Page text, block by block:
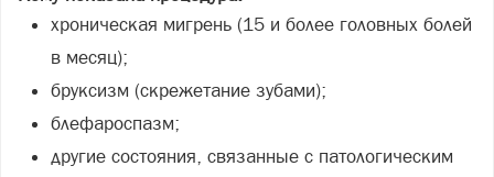
хроническая мигрень (15 и более головных болей
в месяц);
бруксизм (скрежетание зубами);
блефароспазм;
другие состояния, связанные с патологическим